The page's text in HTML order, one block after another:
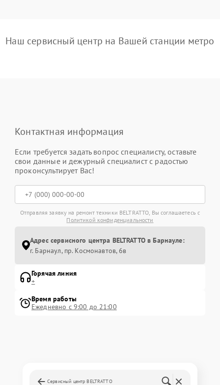
Наш сервисный центр на Вашей станции метро
Контактная информация
Если требуется задать вопрос специалисту, оставьте
свои данные и дежурный специалист с радостью
проконсультирует Вас!
Отправляя заявку на ремонт техники BELTRATTO, Вы соглашаетесь с
Политикой конфиденциальности
Адрес сервисного центра BELTRATTO в Барнауле:
г. Барнаул, ​пр. Космонавтов, 6в
Горячая линия
+
Время работы
Ежедневно с 9:00 до 21:00
Сервисный центр BELTRATTO